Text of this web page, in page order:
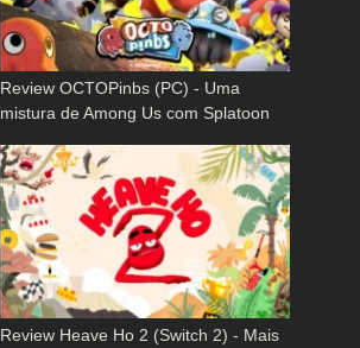
Review OCTOPinbs (PC) - Uma
mistura de Among Us com Splatoon
Review Heave Ho 2 (Switch 2) - Mais